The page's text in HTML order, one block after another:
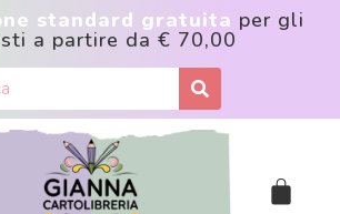
standard gratuita per gli
a partire da € 70,00